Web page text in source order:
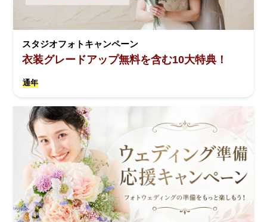
スタジオフォトキャンペーン
衣装グレードアップ無料を含む10大特典！
通年